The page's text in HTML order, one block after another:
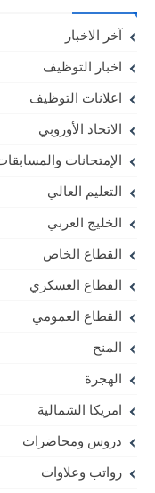
آخر الاخبار
اخبار التوظيف
اعلانات التوظيف
الاتحاد الأوروبي
الإمتحانات
التعليم العالي
الخليج العربي
القطاع الخاص
القطاع العسكري
القطاع العمومي
المنح
الهجرة
امريكا الشمالية
دروس ومحاضرات
رواتب وعلاوات